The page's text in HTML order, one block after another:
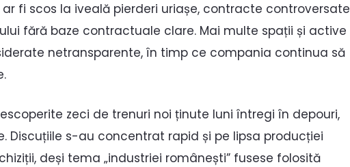
fi scos la iveală pierderi uriașe, contracte controversate
fără baze contractuale clare. Mai multe spații și active
netransparente, în timp ce compania continua să
zeci de trenuri noi ținute luni întregi în depouri,
Discuțiile s-au concentrat rapid și pe lipsa producției
deși tema „industriei românești” fusese folosită